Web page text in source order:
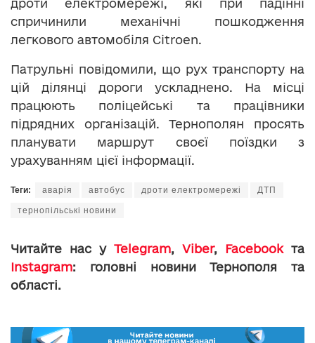
дроти електромережі, які при падінні
спричинили механічні пошкодження
легкового автомобіля Citroen.
Патрульні повідомили, що рух транспорту на
цій ділянці дороги ускладнено. На місці
працюють поліцейські та працівники
підрядних організацій. Тернополян просять
планувати маршрут своєї поїздки з
урахуванням цієї інформації.
Теги: аварія автобус дроти електромережі ДТП
тернопільські новини
Читайте нас у Telegram, Viber, Facebookта
Instagram: головні новини Тернополя та
області.